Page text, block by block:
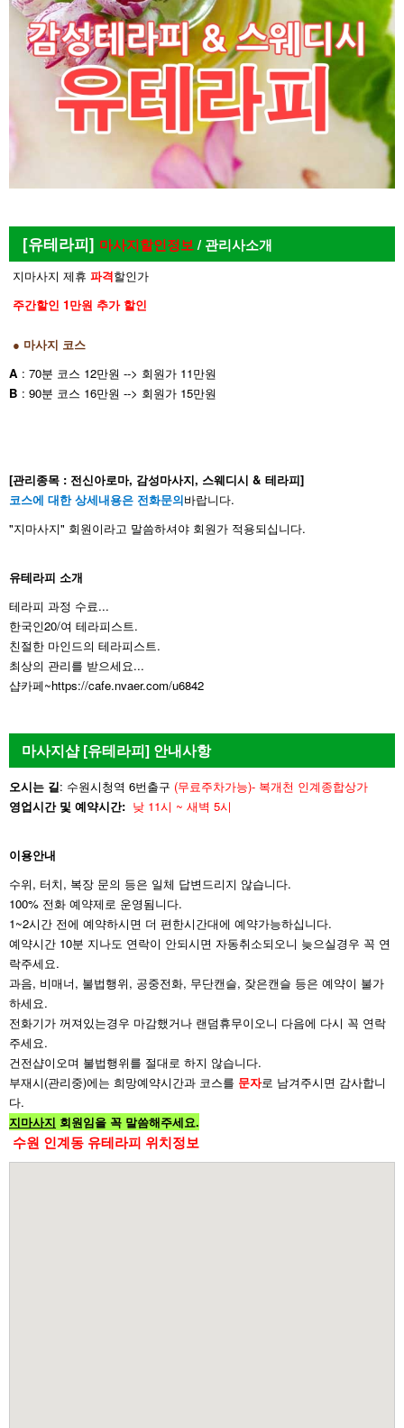
[유테라피] 마사지할인정보/ 관리사소개
지마사지 제휴 파격할인가
주간할인 1만원 추가 할인
● 마사지 코스
A : 70분 코스 12만원 --> 회원가 11만원
B : 90분 코스 16만원 --> 회원가 15만원
[관리종목 : 전신아로마, 감성마사지, 스웨디시 & 테라피]
코스에 대한 상세내용은 전화문의바랍니다.
"지마사지" 회원이라고 말씀하셔야 회원가 적용되십니다.
유테라피 소개
테라피 과정 수료...
한국인20/여 테라피스트.
친절한 마인드의 테라피스트.
최상의 관리를 받으세요...
샵카페~https://cafe.nvaer.com/u6842
마사지샵 [유테라피] 안내사항
오시는 길: 수원시청역 6번출구 (무료주차가능)- 복개천 인계종합상가
영업시간 및 예약시간: 낮 11시 ~ 새벽 5시
이용안내
수위, 터치, 복장 문의 등은 일체 답변드리지 않습니다.
100% 전화 예약제로 운영됨니다.
1~2시간 전에 예약하시면 더 편한시간대에 예약가능하십니다.
예약시간 10분 지나도 연락이 안되시면 자동취소되오니 늦으실경우 꼭 연
락주세요.
과음, 비매너, 불법행위, 공중전화, 무단캔슬, 잦은캔슬 등은 예약이 불가
하세요.
전화기가 꺼져있는경우 마감했거나 랜덤휴무이오니 다음에 다시 꼭 연락
주세요.
건전샵이오며 불법행위를 절대로 하지 않습니다.
부재시(관리중)에는 희망예약시간과 코스를 문자로 남겨주시면 감사합니
다.
지마사지 회원임을 꼭 말씀해주세요.
수원 인계동 유테라피 위치정보